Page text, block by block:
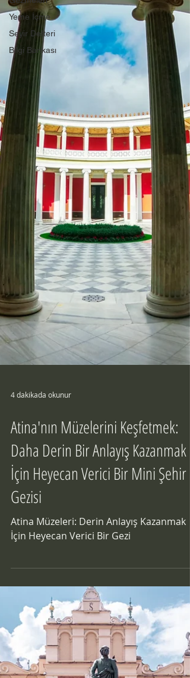
Yeme İçme
Seyir Defteri
Bilgi Bankası
Atina'nın Müzelerini Keşfetmek:
Daha Derin Bir Anlayış Kazanmak
İçin Heyecan Verici Bir Mini Şehir
Gezisi
Atina Müzeleri: Derin Anlayış Kazanmak